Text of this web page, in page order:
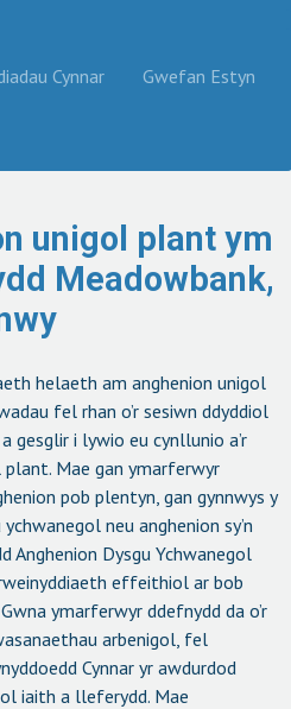
Cynnar Gwefan Estyn
unigol plant ym
Meadowbank,
helaeth am anghenion unigol
fel rhan o’r sesiwn ddyddiol
gesglir i lywio eu cynllunio a’r
plant. Mae gan ymarferwyr
pob plentyn, gan gynnwys y
neu anghenion sy’n
Anghenion Dysgu Ychwanegol
effeithiol ar bob
ymarferwyr ddefnydd da o’r
arbenigol, fel
Cynnar yr awdurdod
iaith a lleferydd. Mae